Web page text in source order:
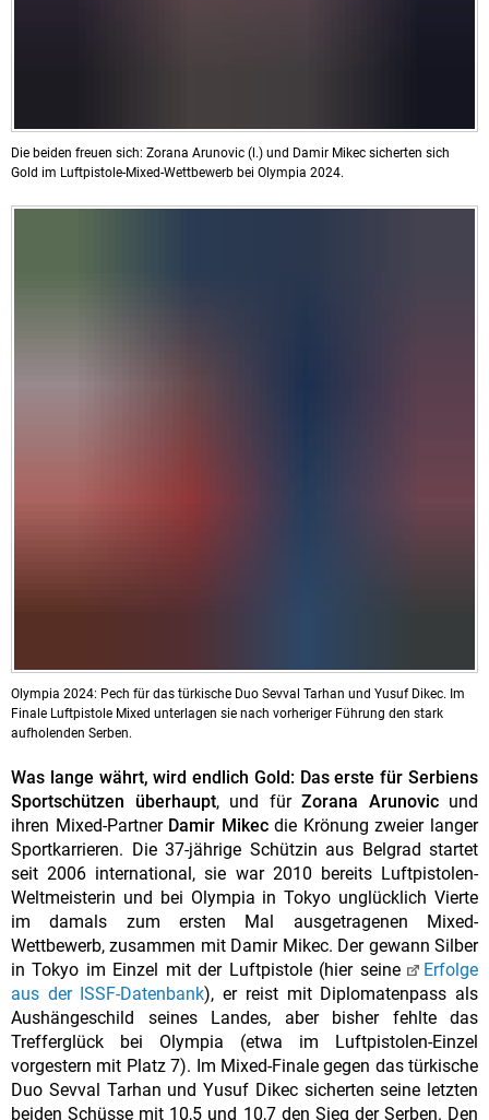
Die beiden freuen sich: Zorana Arunovic (l.) und Damir Mikec sicherten sich
Gold im Luftpistole-Mixed-Wettbewerb bei Olympia 2024.
Olympia 2024: Pech für das türkische Duo Sevval Tarhan und Yusuf Dikec. Im
Finale Luftpistole Mixed unterlagen sie nach vorheriger Führung den stark
aufholenden Serben.
Was lange währt, wird endlich Gold: Das erste für Serbiens
Sportschützen überhaupt, und für Zorana Arunovicund
ihren Mixed-Partner Damir Mikecdie Krönung zweier langer
Sportkarrieren. Die 37-jährige Schützin aus Belgrad startet
seit 2006 international, sie war 2010 bereits Luftpistolen-
Weltmeisterin und bei Olympia in Tokyo unglücklich Vierte
im damals zum ersten Mal ausgetragenen Mixed-
Wettbewerb, zusammen mit Damir Mikec. Der gewann Silber
in Tokyo im Einzel mit der Luftpistole (hier seine
Erfolge
aus der ISSF-Datenbank), er reist mit Diplomatenpass als
Aushängeschild seines Landes, aber bisher fehlte das
Trefferglück bei Olympia (etwa im Luftpistolen-Einzel
vorgestern mit Platz 7). Im Mixed-Finale gegen das türkische
Duo Sevval Tarhan und Yusuf Dikec sicherten seine letzten
beiden Schüsse mit 10,5 und 10,7 den Sieg der Serben. Den